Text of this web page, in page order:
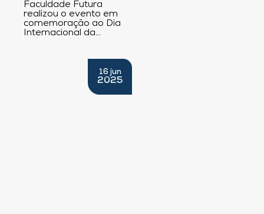
Faculdade Futura
realizou o evento em
comemoração ao Dia
Internacional da…
16 jun
2025